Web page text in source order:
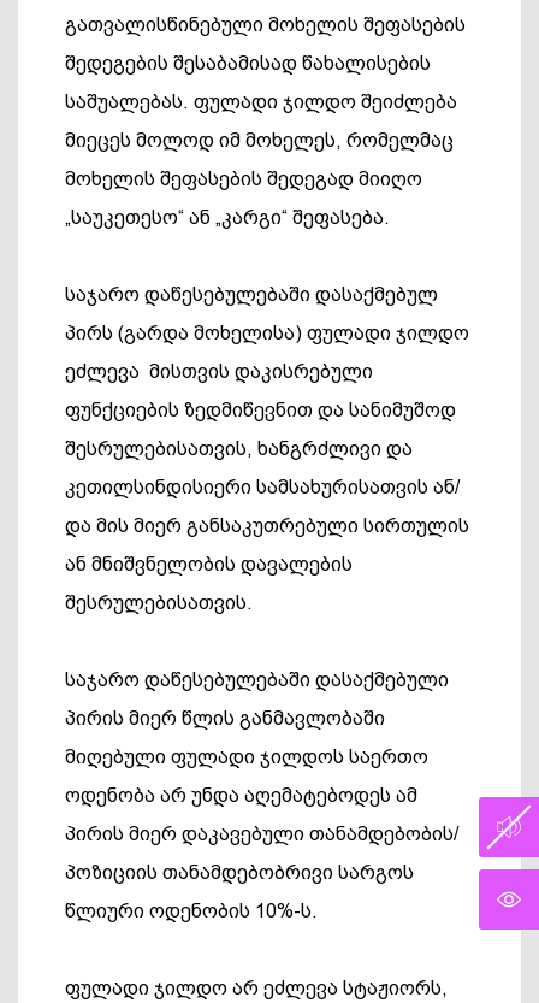
გათვალისწინებული მოხელის შეფასების
შედეგების შესაბამისად წახალისების
საშუალებას. ფულადი ჯილდო შეიძლება
მიეცეს მოლოდ იმ მოხელეს, რომელმაც
მოხელის შეფასების შედეგად მიიღო
„საუკეთესო“ ან „კარგი“ შეფასება.
საჯარო დაწესებულებაში დასაქმებულ
პირს (გარდა მოხელისა) ფულადი ჯილდო
ეძლევა მისთვის დაკისრებული
ფუნქციების ზედმიწევნით და სანიმუშოდ
შესრულებისათვის, ხანგრძლივი და
კეთილსინდისიერი სამსახურისათვის ან/
და მის მიერ განსაკუთრებული სირთულის
ან მნიშვნელობის დავალების
შესრულებისათვის.
საჯარო დაწესებულებაში დასაქმებული
პირის მიერ წლის განმავლობაში
მიღებული ფულადი ჯილდოს საერთო
ოდენობა არ უნდა აღემატებოდეს ამ
პირის მიერ დაკავებული თანამდებობის/
პოზიციის თანამდებობრივი სარგოს
წლიური ოდენობის 10%-ს.
ფულადი ჯილდო არ ეძლევა სტაჟიორს,